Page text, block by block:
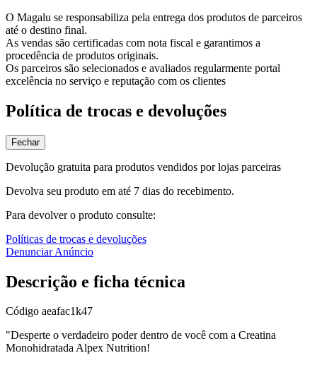
O Magalu se responsabiliza pela entrega dos produtos de parceiros
até o destino final.
As vendas são certificadas com nota fiscal e garantimos a
procedência de produtos originais.
Os parceiros são selecionados e avaliados regularmente portal
excelência no serviço e reputação com os clientes
Política de trocas e devoluções
Fechar
Devolução gratuita para produtos vendidos por lojas parceiras
Devolva seu produto em até 7 dias do recebimento.
Para devolver o produto consulte:
Políticas de trocas e devoluções
Denunciar Anúncio
Descrição e ficha técnica
Código aeafac1k47
"Desperte o verdadeiro poder dentro de você com a Creatina
Monohidratada Alpex Nutrition!